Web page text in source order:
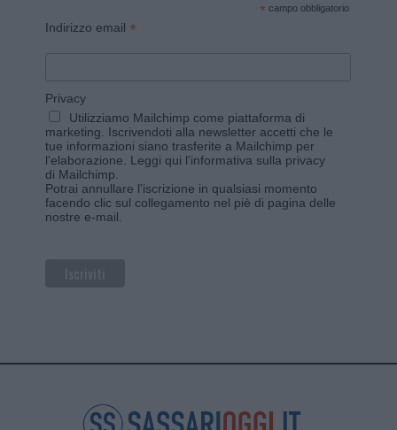
* campo obbligatorio
Indirizzo email *
Privacy
Utilizziamo Mailchimp come piattaforma di
marketing. Iscrivendoti alla newsletter accetti che le
tue informazioni siano trasferite a Mailchimp per
l'elaborazione. Leggi qui l'informativa sulla privacy
di Mailchimp
Potrai annullare l'iscrizione in qualsiasi momento
facendo clic sul collegamento nel piè di pagina delle
nostre e-mail.